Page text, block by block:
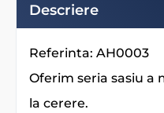
Descriere
Referinta: AH0003
Oferim seria sasiu a
la cerere.